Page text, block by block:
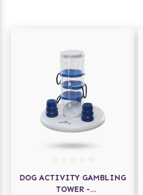
DOG ACTIVITY GAMBLING
TOWER -